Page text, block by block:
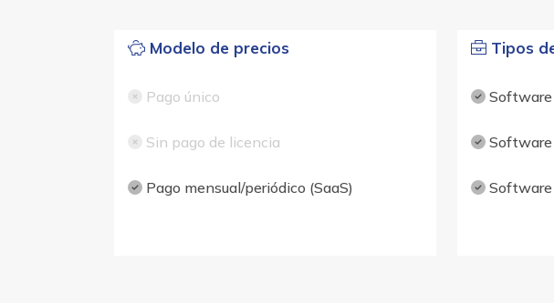
Modelo de precios
Pago único
Sin pago de licencia
Pago mensual/periódico (SaaS)
Tipos
Software
Software
Software